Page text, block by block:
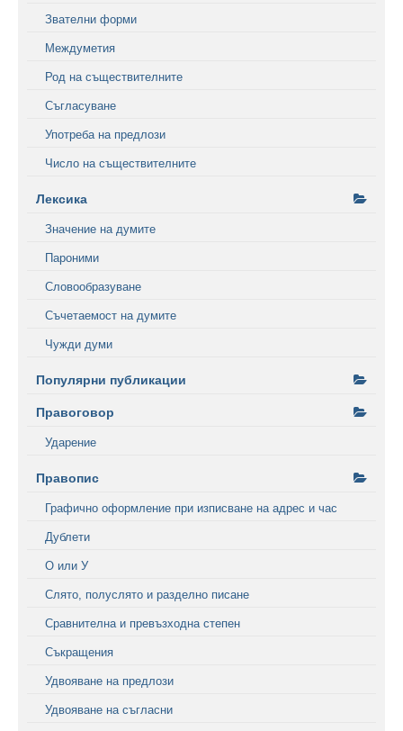
Звателни форми
Междуметия
Род на съществителните
Съгласуване
Употреба на предлози
Число на съществителните
Лексика
Значение на думите
Пароними
Словообразуване
Съчетаемост на думите
Чужди думи
Популярни публикации
Правоговор
Ударение
Правопис
Графично оформление при изписване на адрес и час
Дублети
О или У
Слято, полуслято и разделно писане
Сравнителна и превъзходна степен
Съкращения
Удвояване на предлози
Удвояване на съгласни